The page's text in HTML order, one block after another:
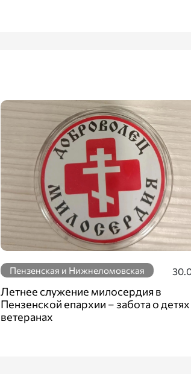
Пензенская и Нижнеломовская
Летнее служение милосердия в
Пензенской епархии – забота о детях
ветеранах